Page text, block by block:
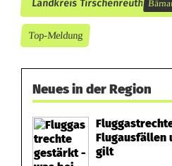
r
e
n
Landkreis Tirschenreuth
Top-Meldung
Neues in der Region
Flugausfällen
gilt